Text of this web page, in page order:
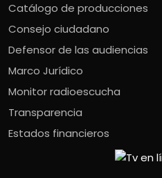
Catálogo de producciones
Consejo ciudadano
Defensor de las audiencias
Marco Jurídico
Monitor radioescucha
Transparencia
Estados financieros